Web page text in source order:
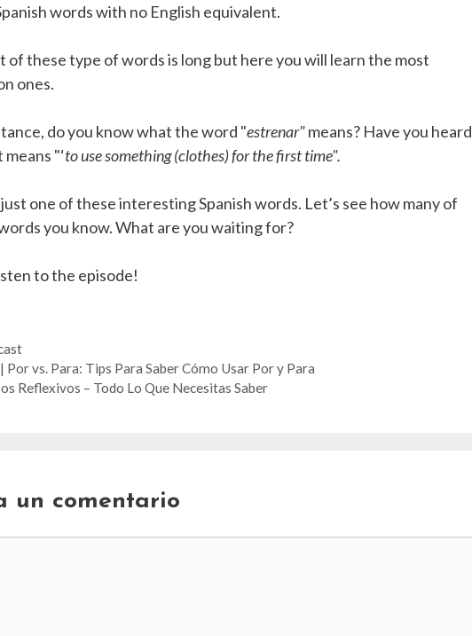
words with no English equivalent.
of these type of words is long but here you will learn the most
ones.
do you know what the word "estrenar"means? Have you heard
"‘to use something (clothes) for the first time".
one of these interesting Spanish words. Let’s see how many of
you know. What are you waiting for?
to the episode!
Por vs. Para: Tips Para Saber Cómo Usar Por y Para
Reflexivos – Todo Lo Que Necesitas Saber
un comentario